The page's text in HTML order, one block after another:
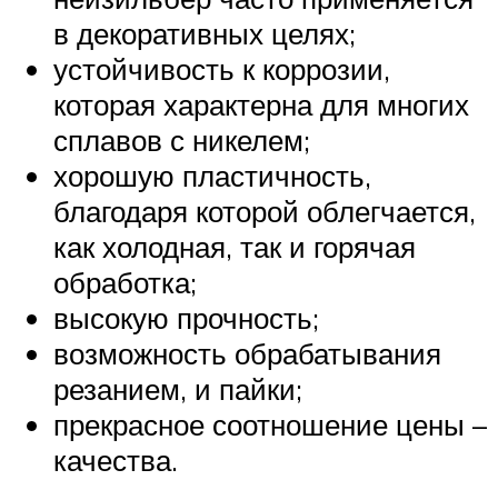
в декоративных целях;
устойчивость к коррозии,
которая характерна для многих
сплавов с никелем;
хорошую пластичность,
благодаря которой облегчается,
как холодная, так и горячая
обработка;
высокую прочность;
возможность обрабатывания
резанием, и пайки;
прекрасное соотношение цены –
качества.